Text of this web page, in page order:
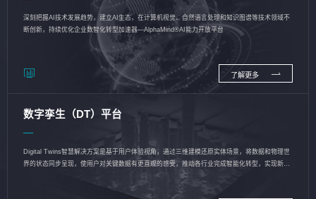
深刻把握AI技术发展趋势，建立AI生态，在计算机视觉、自然语言处理和知识图谱等技术领域不
断创新，持续优化企业数智化转型加速器—AlphaMind®AI能力开放平台
了解更多
数字孪生（DT）平台
Digital Twins智慧解决方案是基于用户体验视角，通过三维建模还原实体场景，将数据和物理世
界的状态同步呈现，使用户对关键数据有更直观的感受，推动各行业完成智能化转型，实现新旧